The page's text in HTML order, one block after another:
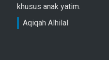
khusus anak yatim.
Aqiqah Alhilal